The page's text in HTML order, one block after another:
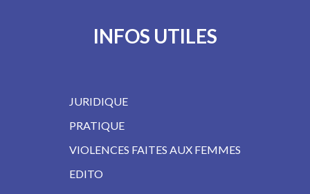
INFOS UTILES
JURIDIQUE
PRATIQUE
VIOLENCES FAITES AUX FEMMES
EDITO